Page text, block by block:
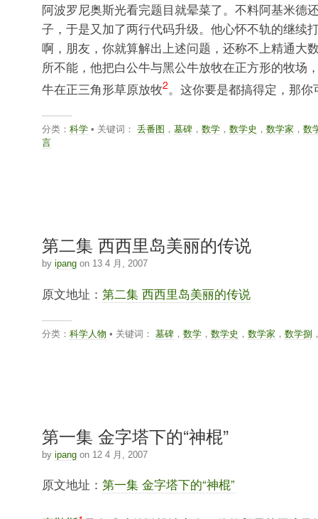
阿波罗尼奥斯光看完题目就晕菜了。不料阿基米德
子，于是又加了两行代码升级。他心怀不轨的继续
啊，朋友，你就算解出上述问题，还称不上精通大
所不能，他把白公牛与黑公牛放牧在正方形的牧场
牛在正三角形草原放牧2。这你要是都搞得定，那
分类： 科学• 关键词： 丢番图 ， 墓碑， 数学， 数学史 ， 数学家 ， 数
言
第二集 西西里岛美丽的传说
by ipangon 13 4 月, 2007
原文地址： 第二集 西西里岛美丽的传说
分类： 科学人物 • 关键词： 墓碑， 数学， 数学史 ， 数学家 ， 数学捌
第一集 金字塔下的“神棍”
by ipangon 12 4 月, 2007
原文地址： 第一集 金字塔下的“神棍”